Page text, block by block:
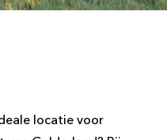
locatie voor